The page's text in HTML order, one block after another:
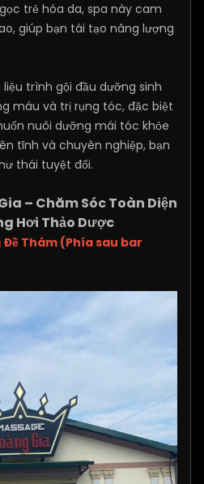
trẻ hóa da, spa này cam
giúp bạn tái tạo năng lượng
trình gội đầu dưỡng sinh
máu và trị rụng tóc, đặc biệt
nuôi dưỡng mái tóc khỏe
tĩnh và chuyên nghiệp, bạn
thái tuyệt đối.
– Chăm Sóc Toàn Diện
Hơi Thảo Dược
Đề Thám (Phía sau bar